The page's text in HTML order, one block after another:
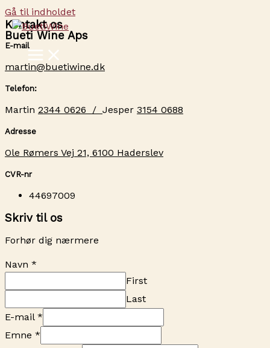
Gå til indholdet
Kontakt os
Bueti Wine Aps
E-mail
martin@buetiwine.dk
Telefon:
Martin 2344 0626 / Jesper 3154 0688
Adresse
Ole Rømers Vej 21, 6100 Haderslev
CVR-nr
44697009
Skriv til os
Forhør dig nærmere
Navn *
First
Last
E-mail *
Emne *